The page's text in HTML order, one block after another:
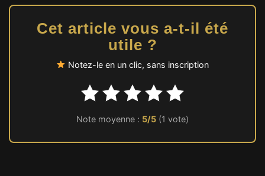
Cet article vous a-t-il été
utile ?
Notez-le en un clic, sans inscription
Note moyenne : 5/5 (1 vote)